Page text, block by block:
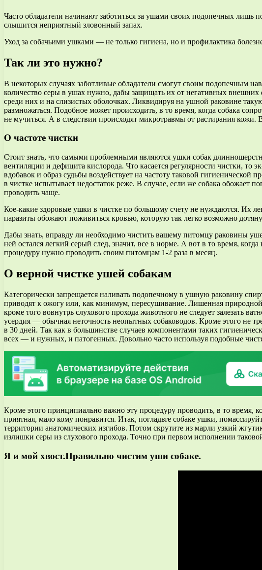
Часто обладатели начинают заботиться за ушами своих подопечных лишь
слышится неприятный зловонный запах.
Уход за собачьими ушками — не только гигиена, но и профилактика
Так ли это нужно?
В некоторых случаях заботливые обладатели смогут своим подопечным
количество серы в ушах нужно, дабы защищать их от негативных внешних
среди них и на слизистых оболочках. Ликвидируя на ушной раковине
размножаться. Подобное может происходить, в то время, когда собака
не мучиться. А в следствии происходят микротравмы от растирания кожи.
О частоте чистки
Стоит знать, что самыми проблемными являются ушки собак
вентиляции и дефицита кислорода. Что касается регулярности чистки,
вдобавок и образ судьбы воздействует на частоту таковой
в чистке испытывает недостаток реже. В случае, если же собака обожает
проводить чаще.
Кое-какие здоровые ушки в чистке по большому счету не нуждаются. Их
паразиты обожают поживиться кровью, которую так легко возможно
Дабы знать, вправду ли необходимо чистить вашему питомцу раковины
ней остался легкий серый след, значит, все в норме. А вот в то время,
процедуру нужно проводить своим питомцам 1-2 раза в месяц.
О верной чистке ушей собакам
Категорически запрещается наливать подопечному в ушную раковину
приводят к ожогу или, как минимум, пересушивание. Лишенная
кроме того вовнутрь слухового прохода животного не следует залезать
усердия — обычная неточность неопытных собаководов. Кроме этого не
в 30 дней. Так как в большинстве случаев компонентами таких
всех — и нужных, и патогенных. Довольно часто используя подобные
Кроме этого принципиально важно эту процедуру проводить, в то время,
приятная, мало кому понравится. Итак, погладьте собаке ушки,
территории анатомических изгибов. Потом скрутите из марли узкий
излишки серы из слухового прохода. Точно при первом исполнении
Я и мой хвост.Правильно чистим уши собаке.